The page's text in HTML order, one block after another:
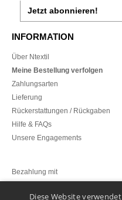
Jetzt abonnieren!
INFORMATION
Über Ntextil
Meine Bestellung verfolgen
Zahlungsarten
Lieferung
Rückerstattungen / Rückgaben
Hilfe & FAQs
Unsere Engagements
Bezahlung mit
Diese Website verwendet